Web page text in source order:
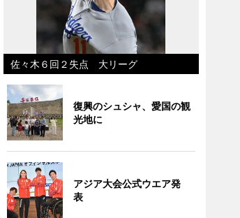
佐々木６回２失点 大リーグ
復興のシュシャ、愛国の観
光地に
アジア大会公式ウエア発
表